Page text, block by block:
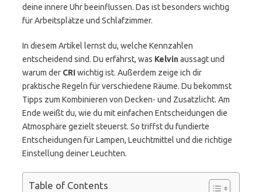
deine innere Uhr beeinflussen. Das ist besonders wichtig
für Arbeitsplätze und Schlafzimmer.
In diesem Artikel lernst du, welche Kennzahlen
entscheidend sind. Du erfährst, was Kelvinaussagt und
warum der CRIwichtig ist. Außerdem zeige ich dir
praktische Regeln für verschiedene Räume. Du bekommst
Tipps zum Kombinieren von Decken- und Zusatzlicht. Am
Ende weißt du, wie du mit einfachen Entscheidungen die
Atmosphäre gezielt steuerst. So triffst du fundierte
Entscheidungen für Lampen, Leuchtmittel und die richtige
Einstellung deiner Leuchten.
Table of Contents